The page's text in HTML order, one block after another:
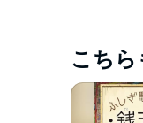
こち